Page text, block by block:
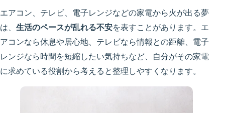
エアコン、テレビ、電子レンジなどの家電から火が出る夢
は、 生活のペースが乱れる不安を表すことがあります。エ
アコンなら休息や居心地、テレビなら情報との距離、電子
レンジなら時間を短縮したい気持ちなど、自分がその家電
に求めている役割から考えると整理しやすくなります。